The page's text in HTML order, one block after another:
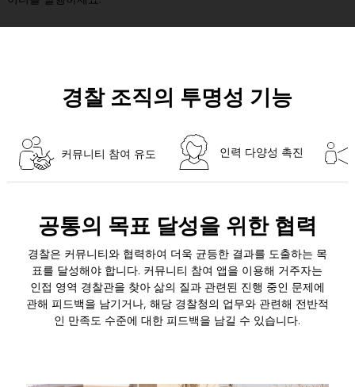
경찰 조직의 투명성 기능
커뮤니티 참여 유도 인력 다양성 촉진
공통의 목표 달성을 위한 협력
경찰은 커뮤니티와 협력하여 더욱 균등한 결과를 도출하는 목
표를 달성해야 합니다. 커뮤니티 참여 앱을 이용해 거주자는
인접 영역 경찰관을 찾아 삶의 질과 관련된 진행 중인 문제에
관해 피드백을 남기거나, 해당 경찰청의 업무와 관련해 전반적
인 만족도 수준에 대한 피드백을 남길 수 있습니다.